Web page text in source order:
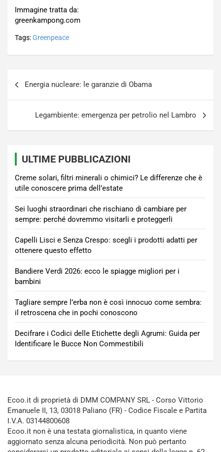
Immagine tratta da:
greenkampong.com
Tags:Greenpeace
articoli
Energia nucleare: le garanzie di Obama
Legambiente: emergenza per petrolio nel Lambro
ULTIME PUBBLICAZIONI
Creme solari, filtri minerali o chimici? Le differenze che è
utile conoscere prima dell’estate
Sei luoghi straordinari che rischiano di cambiare per
sempre: perché dovremmo visitarli e proteggerli
Capelli Lisci e Senza Crespo: scegli i prodotti adatti per
ottenere questo effetto
Bandiere Verdi 2026: ecco le spiagge migliori per i
bambini
Tagliare sempre l’erba non è così innocuo come sembra:
il retroscena che in pochi conoscono
Decifrare i Codici delle Etichette degli Agrumi: Guida per
Identificare le Bucce Non Commestibili
Ecoo.it di proprietà di DMM COMPANY SRL - Corso Vittorio
Emanuele II, 13, 03018 Paliano (FR) - Codice Fiscale e Partita
I.V.A. 03144800608
Ecoo.it non è una testata giornalistica, in quanto viene
aggiornato senza alcuna periodicità. Non può pertanto